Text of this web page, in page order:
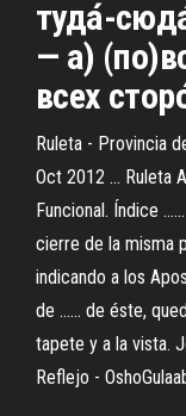
туда́-
— а)
всех
Ruleta - Provincia
Oct 2012 ... Ruleta
Funcional. Índice
cierre de la misma
indicando a los
de ...... de éste,
tapete y a la vista.
Reflejo -